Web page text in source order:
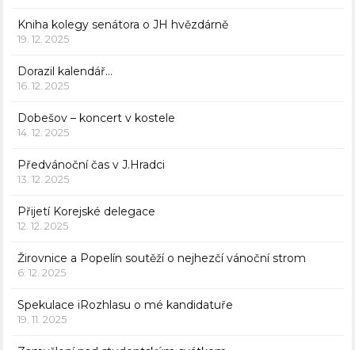
Kniha kolegy senátora o JH hvězdárně
19. 12. 2025
Dorazil kalendář…
16. 12. 2025
Dobešov – koncert v kostele
14. 12. 2025
Předvánoční čas v J.Hradci
13. 12. 2025
Přijetí Korejské delegace
12. 12. 2025
Žirovnice a Popelín soutěží o nejhezčí vánoční strom
6. 12. 2025
Spekulace iRozhlasu o mé kandidatuře
19. 11. 2025